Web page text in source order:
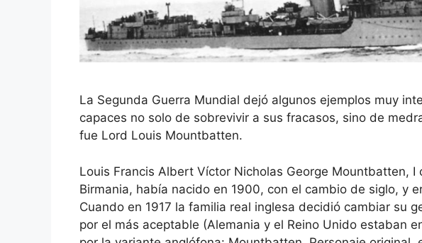
La Segunda Guerra Mundial dejó algunos ejemplos muy
capaces no solo de sobrevivir a sus fracasos, sino de
fue Lord Louis Mountbatten.
Louis Francis Albert Víctor Nicholas George Mountbatten,
Birmania, había nacido en 1900, con el cambio de siglo, y
Cuando en 1917 la familia real inglesa decidió cambiar su
por el más aceptable (Alemania y el Reino Unido estaban